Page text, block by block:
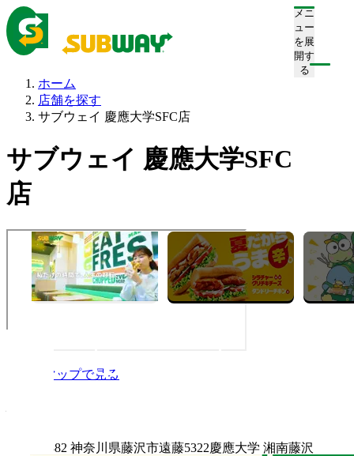
メニ
ュー
を展
開す
る
ホーム
店舗を探す
サブウェイ 慶應大学SFC店
サブウェイ 慶應大学SFC
店
Googleマップで見る
〒252-0882 神奈川県藤沢市遠藤5322慶應大学 湘南藤沢